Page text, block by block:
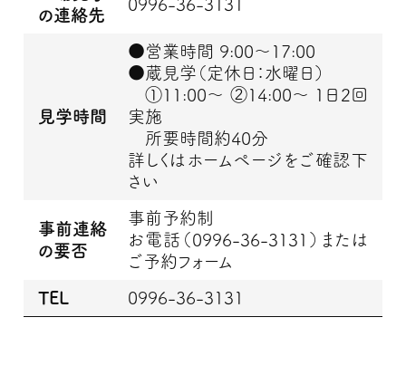
の連絡先
0996-36-3131
見学時間
●営業時間 9:00～17:00
●蔵見学（定休日：水曜日）
①11:00～ ②14:00～ 1日2回
実施
所要時間約40分
詳しくはホームページをご確認下
さい
事前連絡
の要否
事前予約制
お電話（0996-36-3131）または
ご予約フォーム
TEL 0996-36-3131